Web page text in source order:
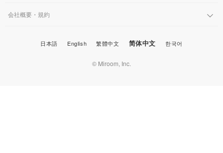
会社概要・規約
日本語 English 繁體中文 简体中文 한국어
© Miroom, Inc.